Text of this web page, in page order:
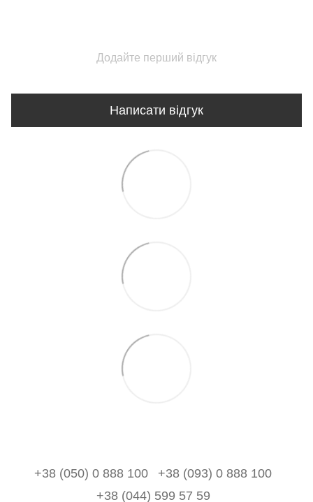
Додайте перший відгук
Написати відгук
+38 (050) 0 888 100
+38 (093) 0 888 100
+38 (044) 599 57 59